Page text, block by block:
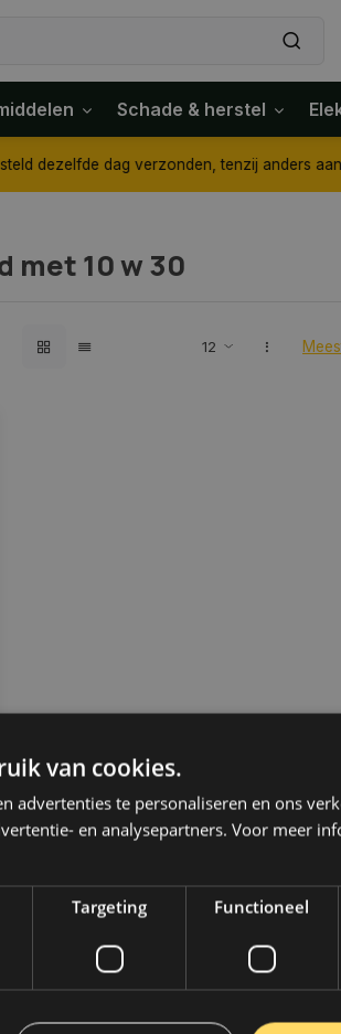
Schade & herstel
dag verzonden, tenzij anders
met 10 w 30
van cookies.
advertenties te personaliseren en ons
en analysepartners. Voor meer
Targeting Functioneel